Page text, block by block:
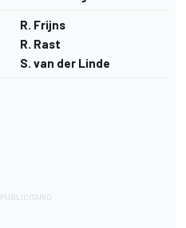
R. Frijns
R. Rast
S. van der Linde